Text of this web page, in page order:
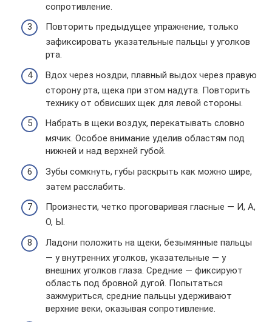
сопротивление.
Повторить предыдущее упражнение, только
зафиксировать указательные пальцы у уголков
рта.
Вдох через ноздри, плавный выдох через правую
сторону рта, щека при этом надута. Повторить
технику от обвисших щек для левой стороны.
Набрать в щеки воздух, перекатывать словно
мячик. Особое внимание уделив областям под
нижней и над верхней губой.
Зубы сомкнуть, губы раскрыть как можно шире,
затем расслабить.
Произнести, четко проговаривая гласные — И, А,
О, Ы.
Ладони положить на щеки, безымянные пальцы
— у внутренних уголков, указательные — у
внешних уголков глаза. Средние — фиксируют
область под бровной дугой. Попытаться
зажмуриться, средние пальцы удерживают
верхние веки, оказывая сопротивление.